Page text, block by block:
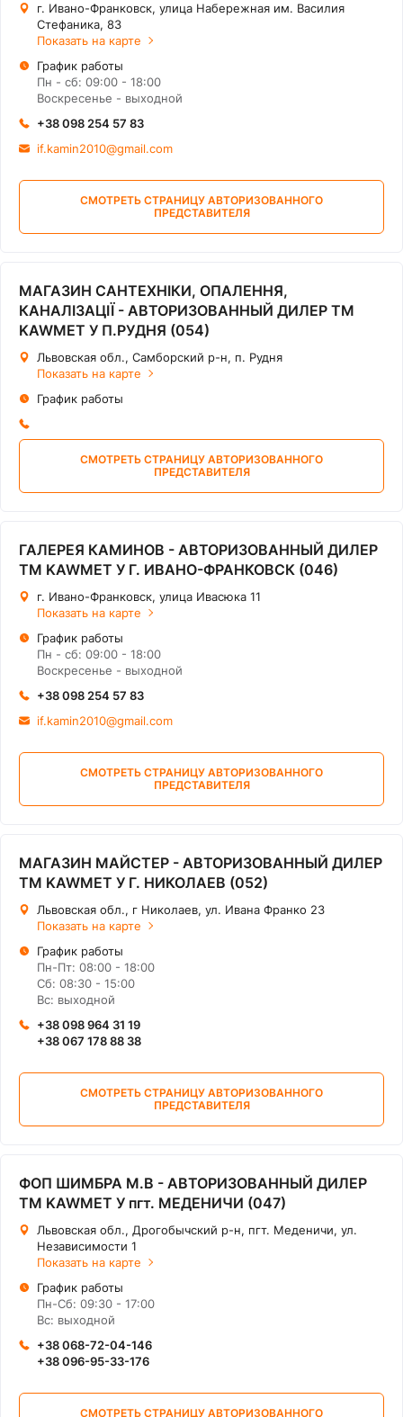
г. Ивано-Франковск, улица Набережная им. Василия
Стефаника, 83
Показать на карте
График работы
Пн - сб: 09:00 - 18:00
Воскресенье - выходной
+38 098 254 57 83
if.kamin2010@gmail.com
СМОТРЕТЬ СТРАНИЦУ АВТОРИЗОВАННОГО
ПРЕДСТАВИТЕЛЯ
МАГАЗИН САНТЕХНІКИ, ОПАЛЕННЯ,
КАНАЛІЗАЦІЇ - АВТОРИЗОВАННЫЙ ДИЛЕР ТМ
KAWMET У П.РУДНЯ (054)
Львовская обл., Самборский р-н, п. Рудня
Показать на карте
График работы
СМОТРЕТЬ СТРАНИЦУ АВТОРИЗОВАННОГО
ПРЕДСТАВИТЕЛЯ
ГАЛЕРЕЯ КАМИНОВ - АВТОРИЗОВАННЫЙ ДИЛЕР
ТМ KAWMET У Г. ИВАНО-ФРАНКОВСК (046)
г. Ивано-Франковск, улица Ивасюка 11
Показать на карте
График работы
Пн - сб: 09:00 - 18:00
Воскресенье - выходной
+38 098 254 57 83
if.kamin2010@gmail.com
СМОТРЕТЬ СТРАНИЦУ АВТОРИЗОВАННОГО
ПРЕДСТАВИТЕЛЯ
МАГАЗИН МАЙСТЕР - АВТОРИЗОВАННЫЙ ДИЛЕР
ТМ KAWMET У Г. НИКОЛАЕВ (052)
Львовская обл., г Николаев, ул. Ивана Франко 23
Показать на карте
График работы
Пн-Пт: 08:00 - 18:00
Сб: 08:30 - 15:00
Вс: выходной
+38 098 964 31 19
+38 067 178 88 38
СМОТРЕТЬ СТРАНИЦУ АВТОРИЗОВАННОГО
ПРЕДСТАВИТЕЛЯ
ФОП ШИМБРА М.В - АВТОРИЗОВАННЫЙ ДИЛЕР
ТМ KAWMET У пгт. МЕДЕНИЧИ (047)
Львовская обл., Дрогобычский р-н, пгт. Меденичи, ул.
Независимости 1
Показать на карте
График работы
Пн-Сб: 09:30 - 17:00
Вс: выходной
+38 068-72-04-146
+38 096-95-33-176
СМОТРЕТЬ СТРАНИЦУ АВТОРИЗОВАННОГО